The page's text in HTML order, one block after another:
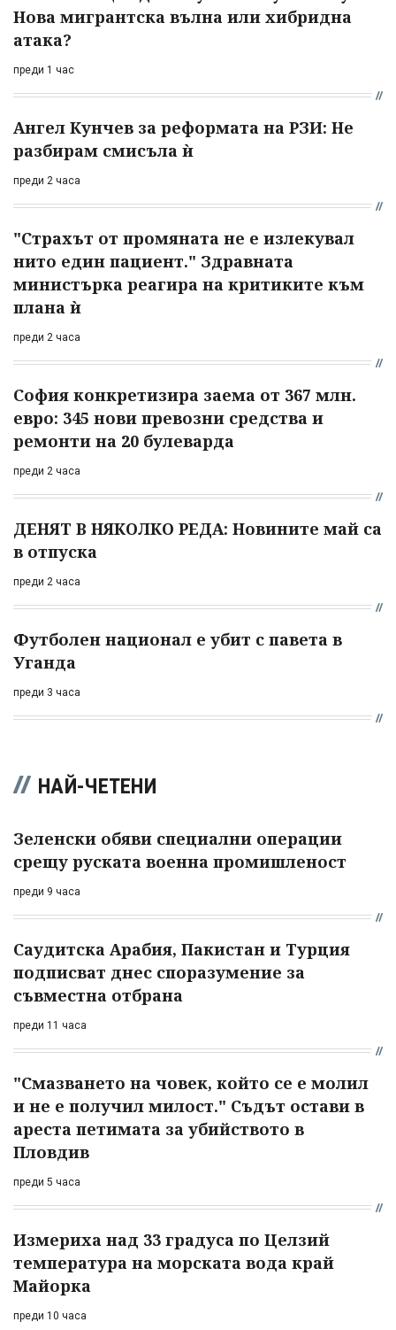
Нова мигрантска вълна или хибридна
атака?
преди 1 час
Ангел Кунчев за реформата на РЗИ: Не
разбирам смисъла ѝ
преди 2 часа
"Страхът от промяната не е излекувал
нито един пациент." Здравната
министърка реагира на критиките към
плана ѝ
преди 2 часа
София конкретизира заема от 367 млн.
евро: 345 нови превозни средства и
ремонти на 20 булеварда
преди 2 часа
ДЕНЯТ В НЯКОЛКО РЕДА: Новините май са
в отпуска
преди 2 часа
Футболен национал е убит с павета в
Уганда
преди 3 часа
НАЙ-ЧЕТЕНИ
Зеленски обяви специални операции
срещу руската военна промишленост
преди 9 часа
Саудитска Арабия, Пакистан и Турция
подписват днес споразумение за
съвместна отбрана
преди 11 часа
"Смазването на човек, който се е молил
и не е получил милост." Съдът остави в
ареста петимата за убийството в
Пловдив
преди 5 часа
Измериха над 33 градуса по Целзий
температура на морската вода край
Майорка
преди 10 часа